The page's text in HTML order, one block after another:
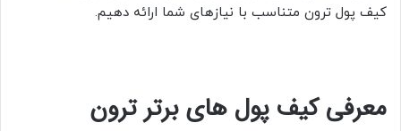
کیف پول ترون متناسب با نیازهای شما ارائه دهیم.
معرفی کیف پول های برتر ترون